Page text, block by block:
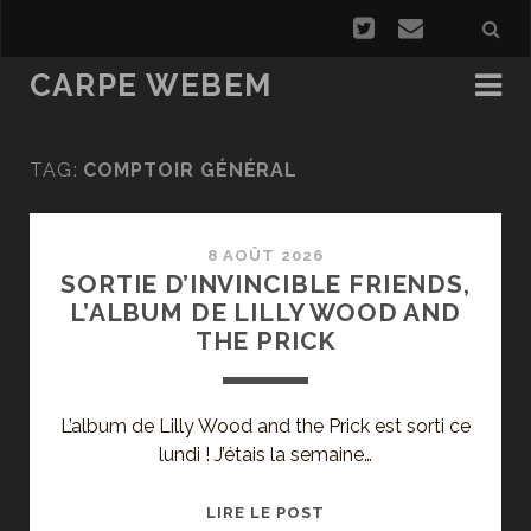
CARPE WEBEM
TAG: COMPTOIR GÉNÉRAL
8 AOÛT 2026
SORTIE D’INVINCIBLE FRIENDS,
L’ALBUM DE LILLY WOOD AND
THE PRICK
L’album de Lilly Wood and the Prick est sorti ce
lundi ! J’étais la semaine…
LIRE LE POST